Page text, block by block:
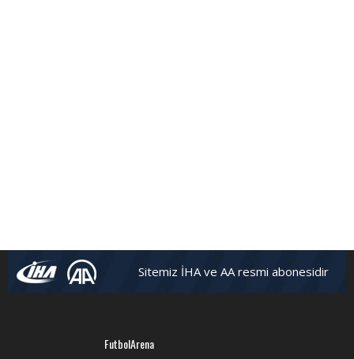
Sitemiz İHA ve AA resmi abonesidir
FutbolArena